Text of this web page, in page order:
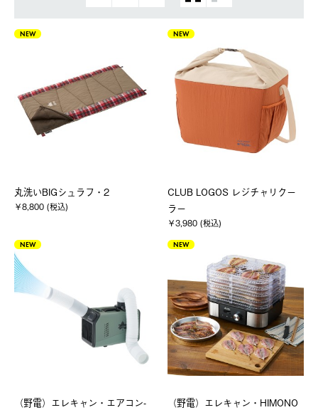
NEW
丸洗いBIGシュラフ・2
￥8,800 (税込)
NEW
CLUB LOGOS レジチャリクー
ラー
￥3,980 (税込)
NEW
（野電）エレキャン・エアコン-
NEW
（野電）エレキャン・HIMONO